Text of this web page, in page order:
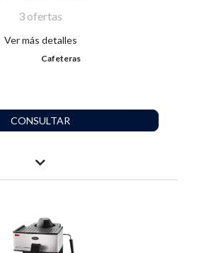
3 ofertas
Ver más detalles
Cafeteras
CONSULTAR